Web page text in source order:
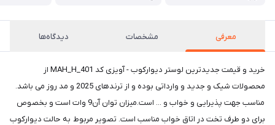
معرفی مشخصات دیدگاه‌ها
خرید و قیمت جدیدترین لوستر دیوارکوب - آویزی کد MAH_H_401 از
محصولات شیک و جدید و وارداتی بوده و از ترندهای 2025 و مد روز می باشد.
مناسب جهت پذیرایی و خواب و ... است.میزان توان آن9 وات است و بخصوص
برای دو طرف تخت در اتاق خواب مناسب است. تصویر مربوط به حالت دیوارکوب